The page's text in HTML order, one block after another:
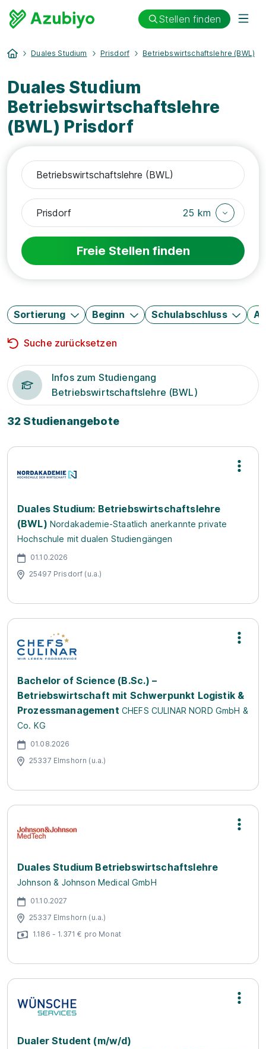
Stellen finden
Duales Studium Prisdorf Betriebswirtschaftslehre (BWL)
Duales Studium
Betriebswirtschaftslehre
(BWL) Prisdorf
25 km
Freie Stellen finden
Sortierung Beginn Schulabschluss
Suche zurücksetzen
Infos zum Studiengang
Betriebswirtschaftslehre (BWL)
32 Studienangebote
Duales Studium: Betriebswirtschaftslehre
(BWL) Nordakademie-Staatlich anerkannte private
Hochschule mit dualen Studiengängen
01.10.2026
25497 Prisdorf (u.a.)
Bachelor of Science (B.Sc.) –
Betriebswirtschaft mit Schwerpunkt Logistik &
Prozessmanagement CHEFS CULINAR NORD GmbH &
Co. KG
01.08.2026
25337 Elmshorn (u.a.)
Duales Studium Betriebswirtschaftslehre
Johnson & Johnson Medical GmbH
01.10.2027
25337 Elmshorn (u.a.)
1.186 - 1.371 € pro Monat
Dualer Student (m/w/d)